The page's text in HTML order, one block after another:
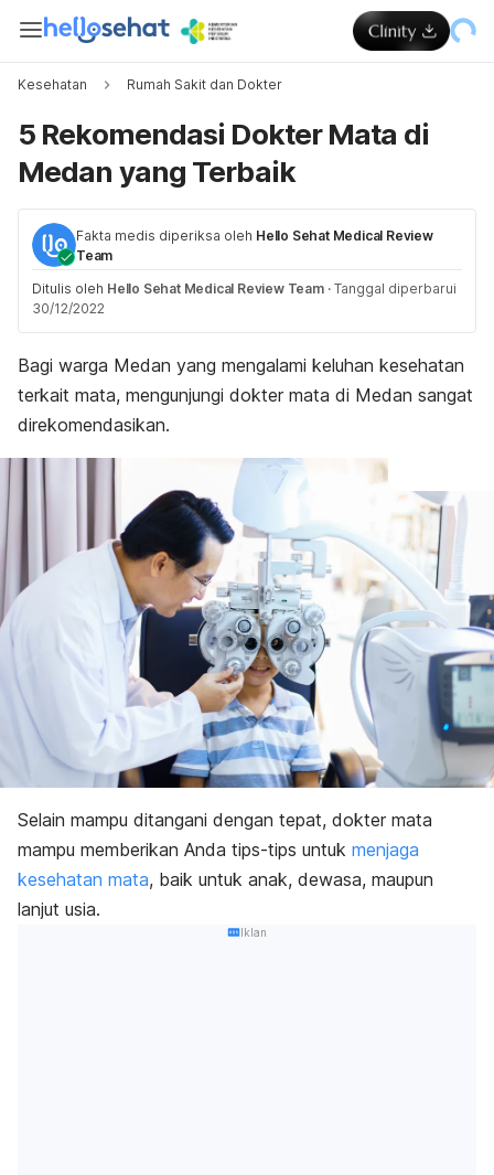
Kesehatan Rumah Sakit dan Dokter
5 Rekomendasi Dokter Mata di
Medan yang Terbaik
Fakta medis diperiksa oleh Hello Sehat Medical Review
Team
Ditulis oleh Hello Sehat Medical Review Team · Tanggal diperbarui
30/12/2022
Bagi warga Medan yang mengalami keluhan kesehatan
terkait mata, mengunjungi dokter mata di Medan sangat
direkomendasikan.
Selain mampu ditangani dengan tepat, dokter mata
mampu memberikan Anda tips-tips untuk menjaga
kesehatan mata, baik untuk anak, dewasa, maupun
lanjut usia.
Iklan